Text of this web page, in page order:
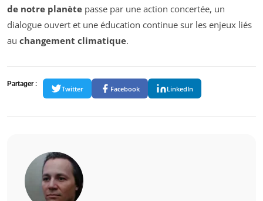
de notre planète passe par une action concertée, un
dialogue ouvert et une éducation continue sur les enjeux liés
au changement climatique.
Partager :
Twitter Facebook LinkedIn